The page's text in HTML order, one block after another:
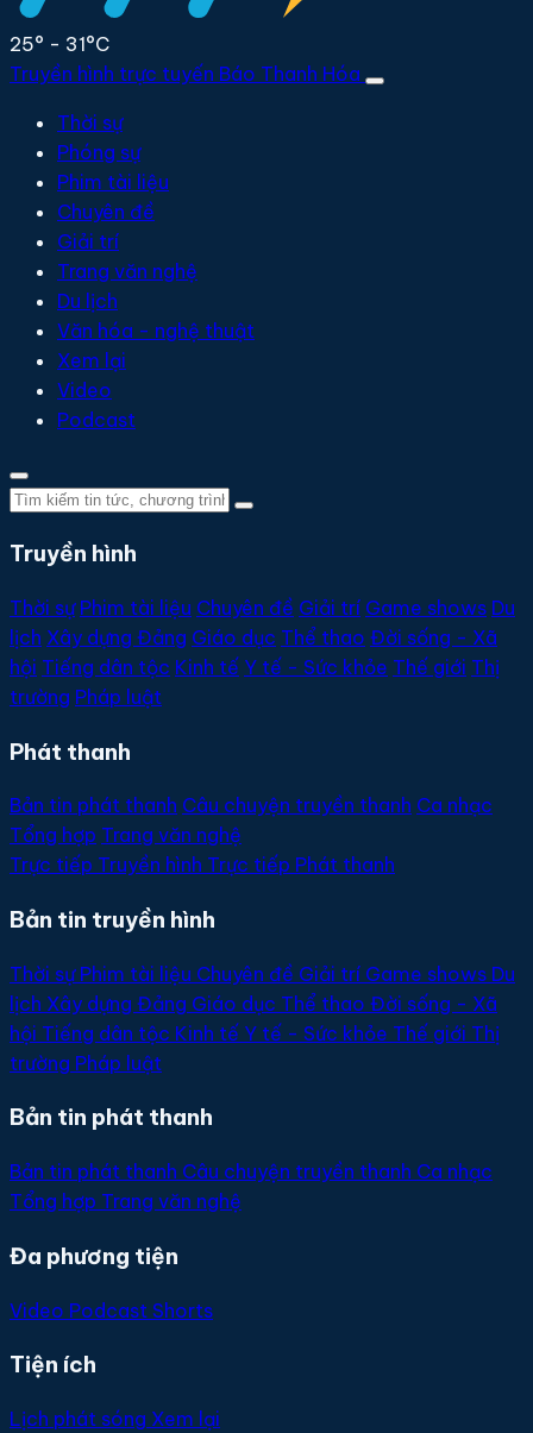
25° - 31°C
Truyền hình trực tuyến Báo Thanh Hóa
Thời sự
Phóng sự
Phim tài liệu
Chuyên đề
Giải trí
Trang văn nghệ
Du lịch
Văn hóa - nghệ thuật
Xem lại
Video
Podcast
Truyền hình
Thời sự Phim tài liệu Chuyên đề Giải trí Game shows Du
lịch Xây dựng Đảng Giáo dục Thể thao Đời sống - Xã
hội Tiếng dân tộc Kinh tế Y tế - Sức khỏe Thế giới Thị
trường Pháp luật
Phát thanh
Bản tin phát thanh Câu chuyện truyền thanh Ca nhạc
Tổng hợp Trang văn nghệ
Trực tiếp Truyền hình Trực tiếp Phát thanh
Bản tin truyền hình
Thời sự Phim tài liệu Chuyên đề Giải trí Game shows Du
lịch Xây dựng Đảng Giáo dục Thể thao Đời sống - Xã
hội Tiếng dân tộc Kinh tế Y tế - Sức khỏe Thế giới Thị
trường Pháp luật
Bản tin phát thanh
Bản tin phát thanh Câu chuyện truyền thanh Ca nhạc
Tổng hợp Trang văn nghệ
Đa phương tiện
Video Podcast Shorts
Tiện ích
Lịch phát sóng Xem lại